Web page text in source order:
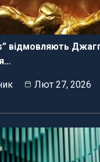
відмовляють
Лют 27, 2026